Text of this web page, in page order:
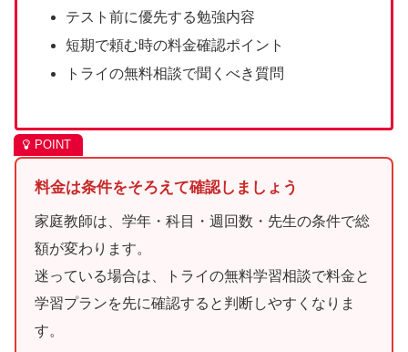
テスト前に優先する勉強内容
短期で頼む時の料金確認ポイント
トライの無料相談で聞くべき質問
料金は条件をそろえて確認しましょう
家庭教師は、学年・科目・週回数・先生の条件で総
額が変わります。
迷っている場合は、トライの無料学習相談で料金と
学習プランを先に確認すると判断しやすくなりま
す。